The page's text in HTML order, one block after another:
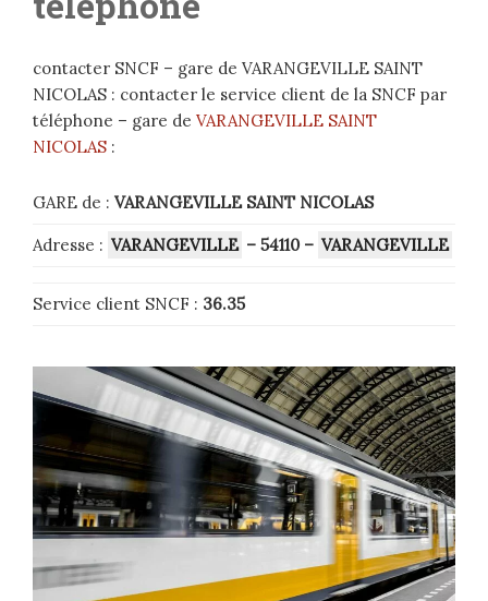
contacter SNCF – gare de VARANGEVILLE SAINT
NICOLAS : contacter le service client de la SNCF par
téléphone – gare de VARANGEVILLE SAINT
NICOLAS :
GARE de : VARANGEVILLE SAINT NICOLAS
Adresse : VARANGEVILLE – 54110 – VARANGEVILLE
Service client SNCF : 36.35